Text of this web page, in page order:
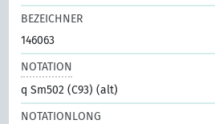
BEZEICHNER
146063
NOTATION
q Sm502 (C93) (alt)
NOTATIONLONG